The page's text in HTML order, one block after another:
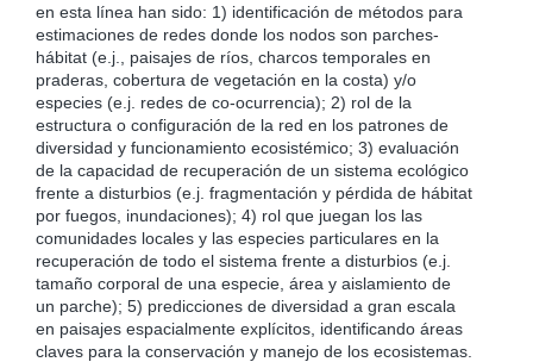
en esta línea han sido: 1) identificación de métodos para
estimaciones de redes donde los nodos son parches-
hábitat (e.j., paisajes de ríos, charcos temporales en
praderas, cobertura de vegetación en la costa) y/o
especies (e.j. redes de co-ocurrencia); 2) rol de la
estructura o configuración de la red en los patrones de
diversidad y funcionamiento ecosistémico; 3) evaluación
de la capacidad de recuperación de un sistema ecológico
frente a disturbios (e.j. fragmentación y pérdida de hábitat
por fuegos, inundaciones); 4) rol que juegan los las
comunidades locales y las especies particulares en la
recuperación de todo el sistema frente a disturbios (e.j.
tamaño corporal de una especie, área y aislamiento de
un parche); 5) predicciones de diversidad a gran escala
en paisajes espacialmente explícitos, identificando áreas
claves para la conservación y manejo de los ecosistemas.